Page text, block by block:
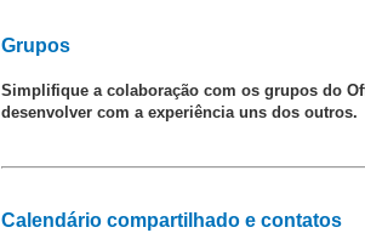
Grupos
Simplifique a colaboração com os grupos do
desenvolver com a experiência uns dos outros.
Calendário compartilhado e contatos